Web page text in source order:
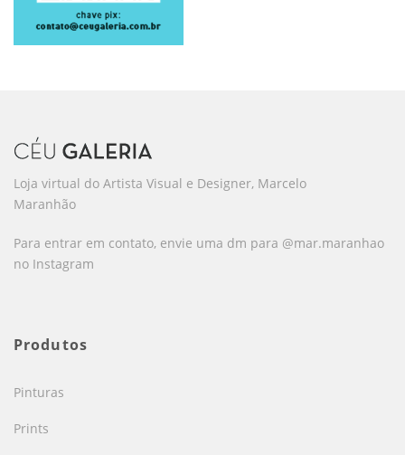
Loja virtual do Artista Visual e Designer, Marcelo
Maranhão
Para entrar em contato, envie uma dm para @mar.maranhao
no Instagram
Produtos
Pinturas
Prints